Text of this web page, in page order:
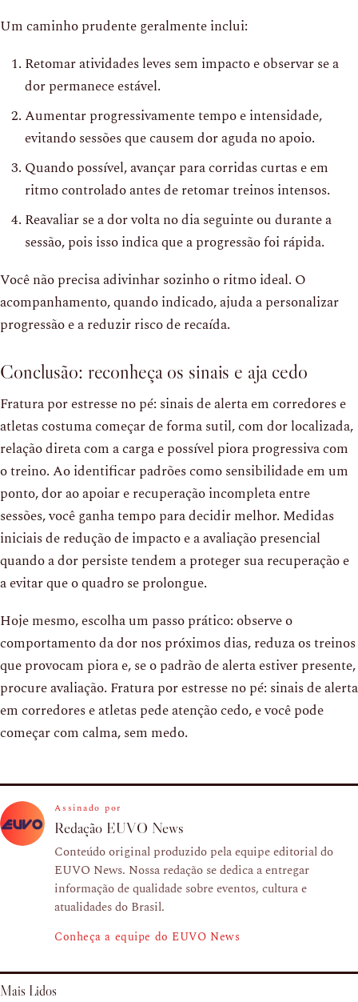
Um caminho prudente geralmente inclui:
Retomar atividades leves sem impacto e observar se a
dor permanece estável.
Aumentar progressivamente tempo e intensidade,
evitando sessões que causem dor aguda no apoio.
Quando possível, avançar para corridas curtas e em
ritmo controlado antes de retomar treinos intensos.
Reavaliar se a dor volta no dia seguinte ou durante a
sessão, pois isso indica que a progressão foi rápida.
Você não precisa adivinhar sozinho o ritmo ideal. O
acompanhamento, quando indicado, ajuda a personalizar
progressão e a reduzir risco de recaída.
Conclusão: reconheça os sinais e aja cedo
Fratura por estresse no pé: sinais de alerta em corredores e
atletas costuma começar de forma sutil, com dor localizada,
relação direta com a carga e possível piora progressiva com
o treino. Ao identificar padrões como sensibilidade em um
ponto, dor ao apoiar e recuperação incompleta entre
sessões, você ganha tempo para decidir melhor. Medidas
iniciais de redução de impacto e a avaliação presencial
quando a dor persiste tendem a proteger sua recuperação e
a evitar que o quadro se prolongue.
Hoje mesmo, escolha um passo prático: observe o
comportamento da dor nos próximos dias, reduza os treinos
que provocam piora e, se o padrão de alerta estiver presente,
procure avaliação. Fratura por estresse no pé: sinais de alerta
em corredores e atletas pede atenção cedo, e você pode
começar com calma, sem medo.
Assinado por
Redação EUVO News
Conteúdo original produzido pela equipe editorial do
EUVO News. Nossa redação se dedica a entregar
informação de qualidade sobre eventos, cultura e
atualidades do Brasil.
Conheça a equipe do EUVO News
Mais Lidos